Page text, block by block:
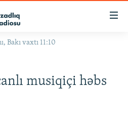
Bakı vaxtı 11:10
musiqiçi həbs